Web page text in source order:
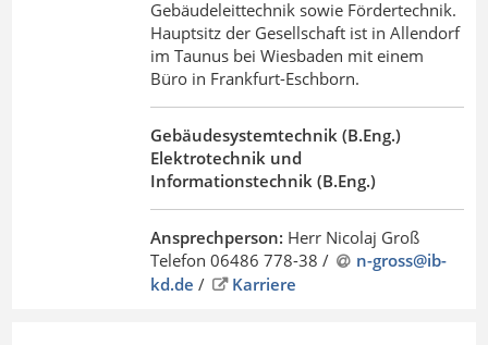
Gebäudeleittechnik sowie Fördertechnik.
Hauptsitz der Gesellschaft ist in Allendorf
im Taunus bei Wiesbaden mit einem
Büro in Frankfurt-Eschborn.
Gebäudesystemtechnik (B.Eng.)
Elektrotechnik und
Informationstechnik (B.Eng.)
Ansprechperson: Herr Nicolaj Groß
Telefon 06486 778-38 /
n-gross@ib-
kd.de / Karriere